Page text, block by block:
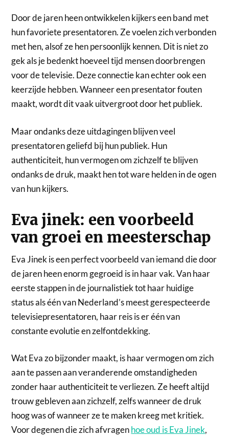
Door de jaren heen ontwikkelen kijkers een band met
hun favoriete presentatoren. Ze voelen zich verbonden
met hen, alsof ze hen persoonlijk kennen. Dit is niet zo
gek als je bedenkt hoeveel tijd mensen doorbrengen
voor de televisie. Deze connectie kan echter ook een
keerzijde hebben. Wanneer een presentator fouten
maakt, wordt dit vaak uitvergroot door het publiek.
Maar ondanks deze uitdagingen blijven veel
presentatoren geliefd bij hun publiek. Hun
authenticiteit, hun vermogen om zichzelf te blijven
ondanks de druk, maakt hen tot ware helden in de ogen
van hun kijkers.
Eva jinek: een voorbeeld
van groei en meesterschap
Eva Jinek is een perfect voorbeeld van iemand die door
de jaren heen enorm gegroeid is in haar vak. Van haar
eerste stappen in de journalistiek tot haar huidige
status als één van Nederland’s meest gerespecteerde
televisiepresentatoren, haar reis is er één van
constante evolutie en zelfontdekking.
Wat Eva zo bijzonder maakt, is haar vermogen om zich
aan te passen aan veranderende omstandigheden
zonder haar authenticiteit te verliezen. Ze heeft altijd
trouw gebleven aan zichzelf, zelfs wanneer de druk
hoog was of wanneer ze te maken kreeg met kritiek.
Voor degenen die zich afvragenhoe oud is Eva Jinek,